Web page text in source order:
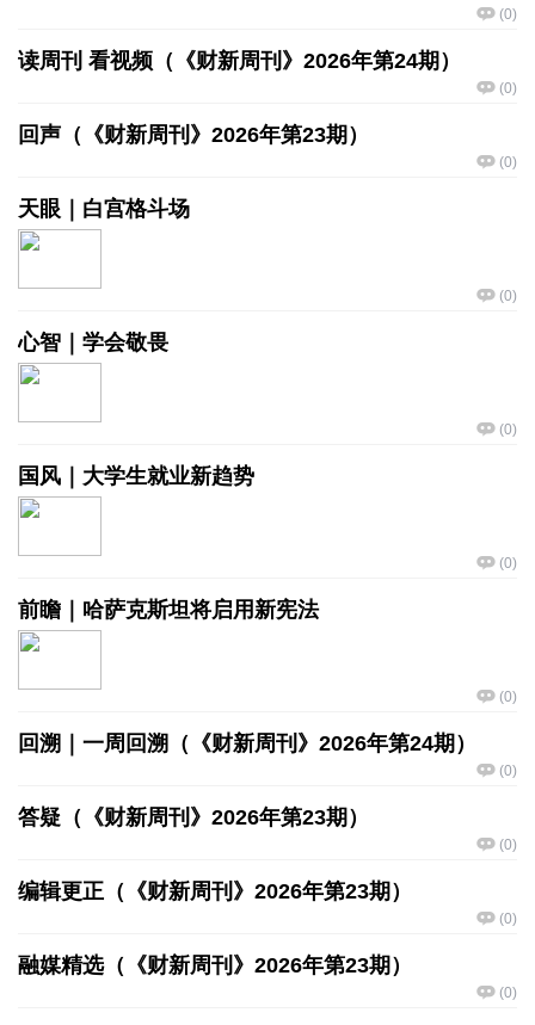
(0)
读周刊 看视频（《财新周刊》2026年第24期）
(0)
回声（《财新周刊》2026年第23期）
(0)
天眼｜白宫格斗场
(0)
心智｜学会敬畏
(0)
国风｜大学生就业新趋势
(0)
前瞻｜哈萨克斯坦将启用新宪法
(0)
回溯｜一周回溯（《财新周刊》2026年第24期）
(0)
答疑（《财新周刊》2026年第23期）
(0)
编辑更正（《财新周刊》2026年第23期）
(0)
融媒精选（《财新周刊》2026年第23期）
(0)